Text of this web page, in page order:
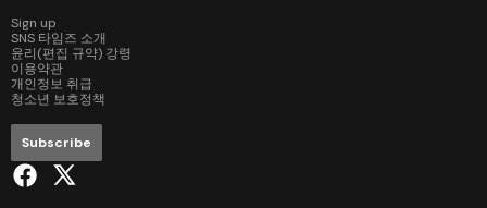
Sign up
SNS 타임즈 소개
윤리(편집 규약) 강령
이용약관
개인정보 취급
청소년 보호정책
Subscribe